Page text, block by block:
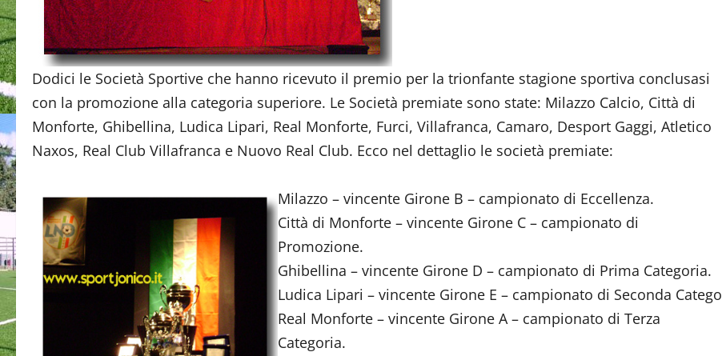
Dodici le Società Sportive che hanno ricevuto il premio per la trionfante stagione sportiva conclusasi
con la promozione alla categoria superiore. Le Società premiate sono state: Milazzo Calcio, Città di
Monforte, Ghibellina, Ludica Lipari, Real Monforte, Furci, Villafranca, Camaro, Desport Gaggi, Atletico
Naxos, Real Club Villafranca e Nuovo Real Club. Ecco nel dettaglio le società premiate:
Milazzo – vincente Girone B – campionato di Eccellenza.
Città di Monforte – vincente Girone C – campionato di
Promozione.
Ghibellina – vincente Girone D – campionato di Prima Categoria.
Ludica Lipari – vincente Girone E – campionato di Seconda Catego
Real Monforte – vincente Girone A – campionato di Terza
Categoria.